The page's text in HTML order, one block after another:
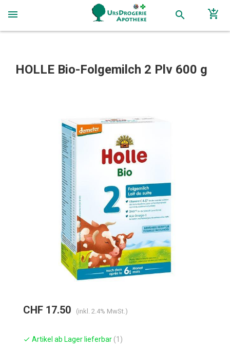
menu search add_shopping_cart
HOLLE Bio-Folgemilch 2 Plv 600 g
CHF 17.50 (inkl. 2.4% MwSt.)
check Artikel ab Lager lieferbar (1)